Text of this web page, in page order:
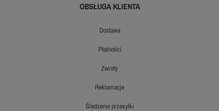
OBSŁUGA KLIENTA
dostawa
płatności
zwroty
reklamacje
śledzenie przesyłki